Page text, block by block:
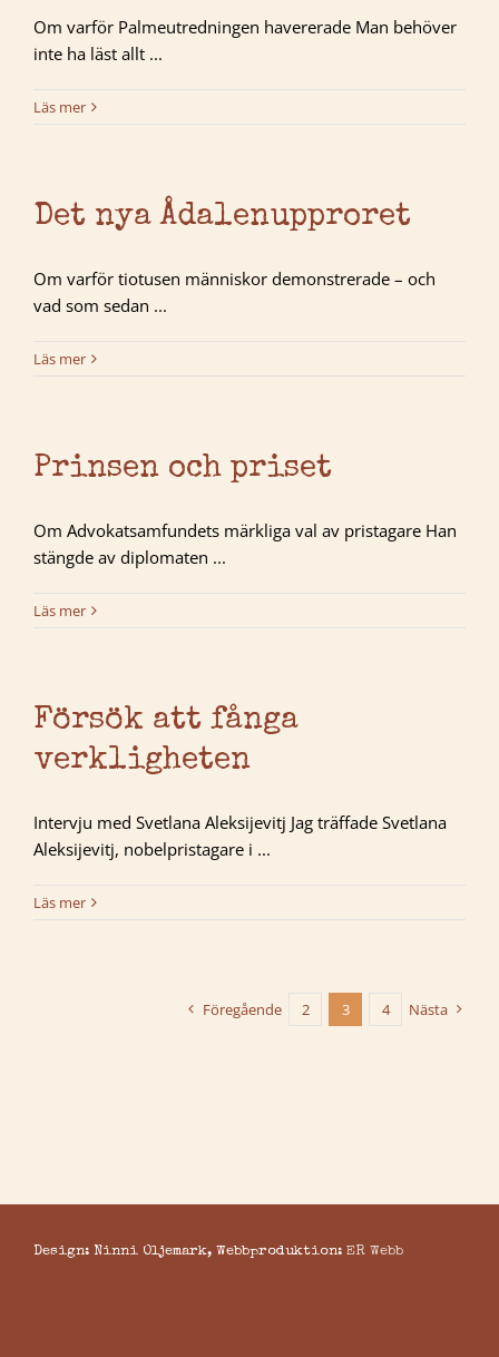
Om varför Palmeutredningen havererade Man behöver
inte ha läst allt ...
Läs mer
Det nya Ådalenupproret
Om varför tiotusen människor demonstrerade – och
vad som sedan ...
Läs mer
Prinsen och priset
Om Advokatsamfundets märkliga val av pristagare Han
stängde av diplomaten ...
Läs mer
Försök att fånga
verkligheten
Intervju med Svetlana Aleksijevitj Jag träffade Svetlana
Aleksijevitj, nobelpristagare i ...
Läs mer
Föregående 2 3 4 Nästa
Design: Ninni Oljemark, Webbproduktion: ER Webb